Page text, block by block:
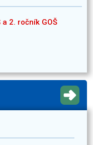
2. ročník GOŠ